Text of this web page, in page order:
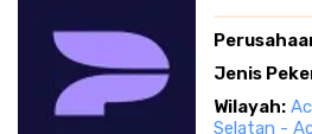
Jenis
Wilayah:
Selatan -